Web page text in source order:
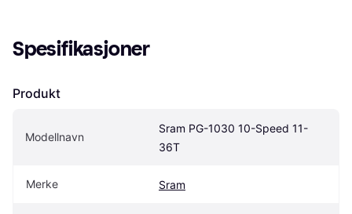
Spesifikasjoner
Produkt
Modellnavn
Sram PG-1030 10-Speed 11-
36T
Merke Sram